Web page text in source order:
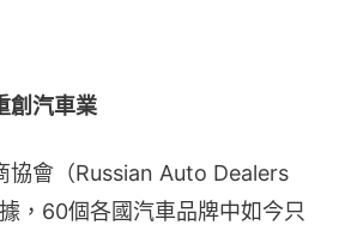
創汽車業
協會（Russian Auto Dealers
，60個各國汽車品牌中如今只